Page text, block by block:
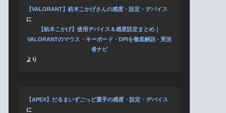
【VALORANT】紡木こかげさんの感度・設定・デバイス
に
【紡木こかげ】使用デバイス＆感度設定まとめ｜
VALORANTのマウス・キーボード・DPIを徹底解説 - 実況
者ナビ
より
【APEX】だるまいずごっど選手の感度・設定・デバイス
に